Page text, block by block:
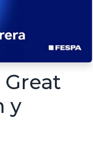
Great
y